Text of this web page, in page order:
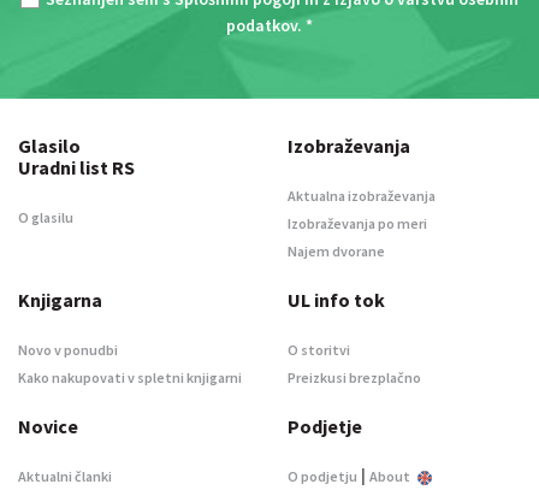
podatkov. *
Glasilo
Uradni list RS
O glasilu
Izobraževanja
Aktualna izobraževanja
Izobraževanja po meri
Najem dvorane
Knjigarna
Novo v ponudbi
Kako nakupovati v spletni knjigarni
UL info tok
O storitvi
Preizkusi brezplačno
Novice
Aktualni članki
Podjetje
O podjetju | About